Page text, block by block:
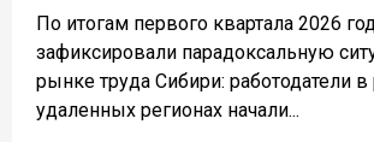
По итогам первого квартала 2026
зафиксировали парадоксальную
рынке труда Сибири: работодатели
удаленных регионах начали...